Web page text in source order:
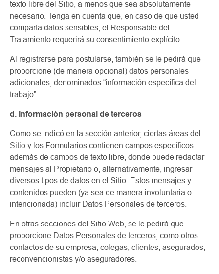
texto libre del Sitio, a menos que sea absolutamente
necesario. Tenga en cuenta que, en caso de que usted
comparta datos sensibles, el Responsable del
Tratamiento requerirá su consentimiento explícito.
Al registrarse para postularse, también se le pedirá que
proporcione (de manera opcional) datos personales
adicionales, denominados “información específica del
trabajo”.
d. Información personal de terceros
Como se indicó en la sección anterior, ciertas áreas del
Sitio y los Formularios contienen campos específicos,
además de campos de texto libre, donde puede redactar
mensajes al Propietario o, alternativamente, ingresar
diversos tipos de datos en el Sitio. Estos mensajes y
contenidos pueden (ya sea de manera involuntaria o
intencionada) incluir Datos Personales de terceros.
En otras secciones del Sitio Web, se le pedirá que
proporcione Datos Personales de terceros, como otros
contactos de su empresa, colegas, clientes, asegurados,
reconvencionistas y/o aseguradores.